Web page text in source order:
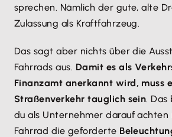
sprechen. Nämlich der gute, alte
Zulassung als Kraftfahrzeug.
Das sagt aber nichts über die
Fahrrads aus. Damit es als
Finanzamt anerkannt wird, muss
Straßenverkehr tauglich sein. Das
du als Unternehmer darauf achten
Fahrrad die geforderte